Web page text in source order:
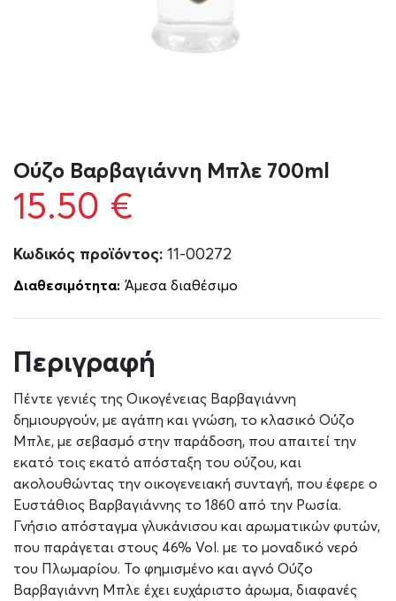
Ούζο Βαρβαγιάννη Μπλε 700ml
15.50 €
Κωδικός προϊόντος: 11-00272
Διαθεσιμότητα: Άμεσα διαθέσιμο
Περιγραφή
Πέντε γενιές της Οικογένειας Βαρβαγιάννη
δημιουργούν, με αγάπη και γνώση, το κλασικό Ούζο
Μπλε, με σεβασμό στην παράδοση, που απαιτεί την
εκατό τοις εκατό απόσταξη του ούζου, και
ακολουθώντας την οικογενειακή συνταγή, που έφερε ο
Ευστάθιος Βαρβαγιάννης το 1860 από την Ρωσία.
Γνήσιο απόσταγμα γλυκάνισου και αρωματικών φυτών,
που παράγεται στους 46% Vol. με το μοναδικό νερό
του Πλωμαρίου. Το φημισμένο και αγνό Ούζο
Βαρβαγιάννη Μπλε έχει ευχάριστο άρωμα, διαφανές